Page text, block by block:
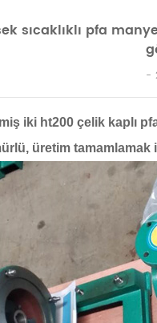
sıcaklıklı pfa
iki ht200 çelik kaplı
üretim